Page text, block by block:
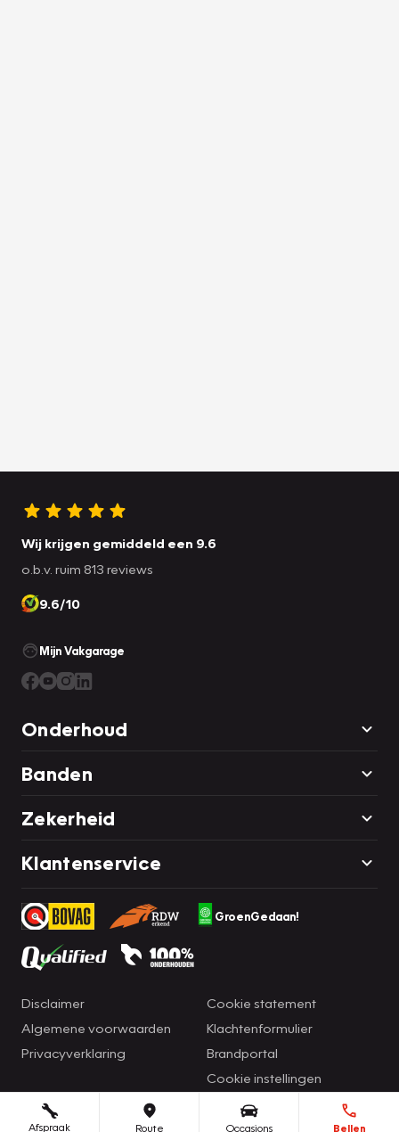
Afspraak Route Occasions Bellen
Wij krijgen gemiddeld een 9.6
o.b.v. ruim 813 reviews
9.6/10
Mijn Vakgarage
Onderhoud
Banden
Zekerheid
Klantenservice
GroenGedaan!
Disclaimer
Algemene voorwaarden
Privacyverklaring
Cookie statement
Klachtenformulier
Brandportal
Cookie instellingen